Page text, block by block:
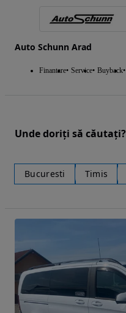
Auto Schunn Arad
Finantare Service Buyback
Unde doriți să căutați?
Bucuresti Timis